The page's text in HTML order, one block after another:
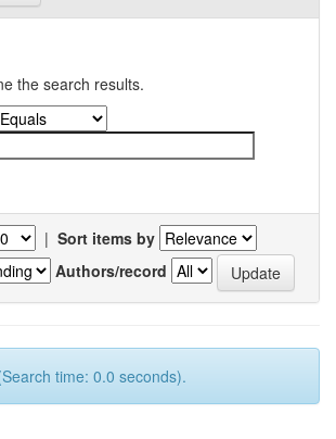
the search results.
| Sort items by
Authors/record
time: 0.0 seconds).